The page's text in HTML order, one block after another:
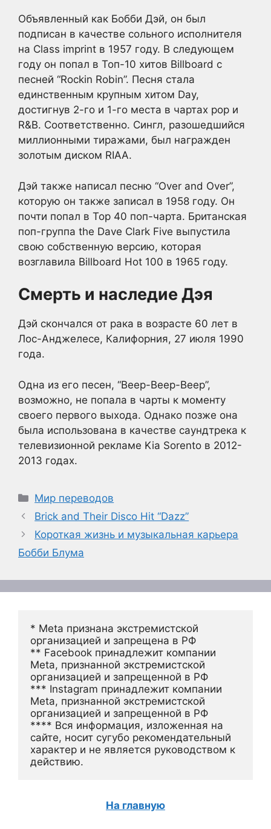
Объявленный как Бобби Дэй, он был
подписан в качестве сольного исполнителя
на Class imprint в 1957 году. В следующем
году он попал в Топ-10 хитов Billboard с
песней “Rockin Robin”. Песня стала
единственным крупным хитом Day,
достигнув 2-го и 1-го места в чартах pop и
R&B. Соответственно. Сингл, разошедшийся
миллионными тиражами, был награжден
золотым диском RIAA.
Дэй также написал песню “Over and Over”,
которую он также записал в 1958 году. Он
почти попал в Top 40 поп-чарта. Британская
поп-группа the Dave Clark Five выпустила
свою собственную версию, которая
возглавила Billboard Hot 100 в 1965 году.
Смерть и наследие Дэя
Дэй скончался от рака в возрасте 60 лет в
Лос-Анджелесе, Калифорния, 27 июля 1990
года.
Одна из его песен, “Beep-Beep-Beep”,
возможно, не попала в чарты к моменту
своего первого выхода. Однако позже она
была использована в качестве саундтрека к
телевизионной рекламе Kia Sorento в 2012-
2013 годах.
Рубрики
Мир переводов
Brick and Their Disco Hit “Dazz”
Короткая жизнь и музыкальная карьера
Бобби Блума
* Meta признана экстремистской
организацией и запрещена в РФ
** Facebook принадлежит компании
Meta, признанной экстремистской
организацией и запрещенной в РФ
*** Instagram принадлежит компании
Meta, признанной экстремистской
организацией и запрещенной в РФ
**** Вся информация, изложенная на
сайте, носит сугубо рекомендательный
характер и не является руководством к
действию.
На главную